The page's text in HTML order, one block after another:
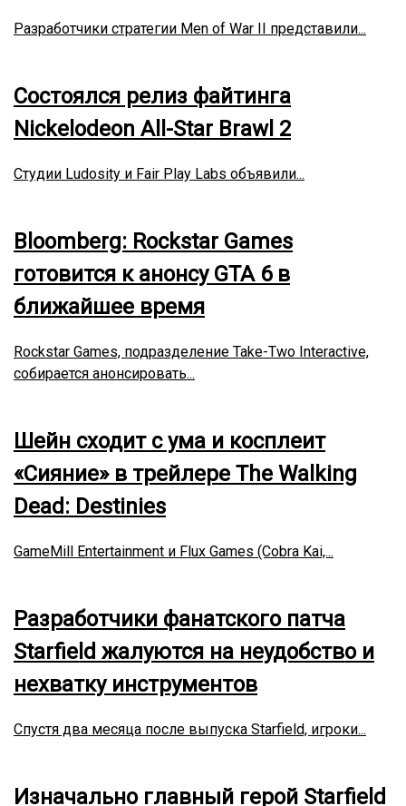
Разработчики стратегии Men of War II представили...
Состоялся релиз файтинга
Nickelodeon All-Star Brawl 2
Студии Ludosity и Fair Play Labs объявили...
Bloomberg: Rockstar Games
готовится к анонсу GTA 6 в
ближайшее время
Rockstar Games, подразделение Take-Two Interactive,
собирается анонсировать...
Шейн сходит с ума и косплеит
«Сияние» в трейлере The Walking
Dead: Destinies
GameMill Entertainment и Flux Games (Cobra Kai,...
Разработчики фанатского патча
Starfield жалуются на неудобство и
нехватку инструментов
Спустя два месяца после выпуска Starfield, игроки...
Изначально главный герой Starfield